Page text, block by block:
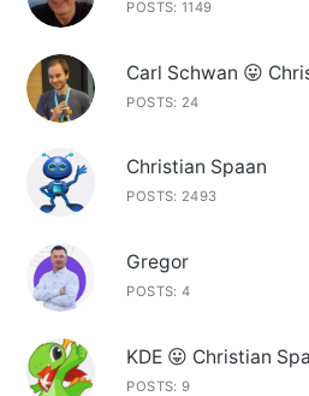
POSTS: 1149
Carl Schwan 😛
POSTS: 24
Christian Spaan
POSTS: 2493
Gregor
POSTS: 4
KDE 😛 Christian
POSTS: 9